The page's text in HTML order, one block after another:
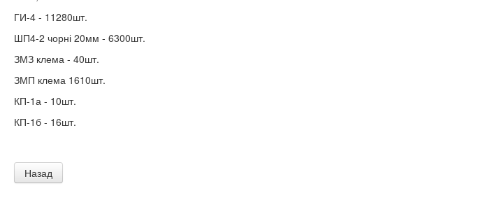
ГИ-4 - 11280шт.
ШП4-2 чорні 20мм - 6300шт.
ЗМЗ клема - 40шт.
ЗМП клема 1610шт.
КП-1а - 10шт.
КП-1б - 16шт.
Назад